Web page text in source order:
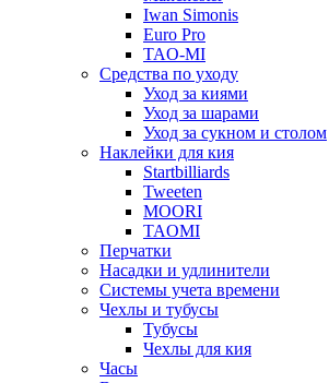
Iwan Simonis
Euro Pro
TAO-MI
Средства по уходу
Уход за киями
Уход за шарами
Уход за сукном и столом
Наклейки для кия
Startbilliards
Tweeten
MOORI
TAOMI
Перчатки
Насадки и удлинители
Системы учета времени
Чехлы и тубусы
Тубусы
Чехлы для кия
Часы